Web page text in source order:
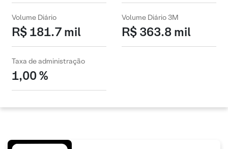
Volume Diário
R$ 181.7 mil
Volume Diário 3M
R$ 363.8 mil
Taxa de administração
1,00 %